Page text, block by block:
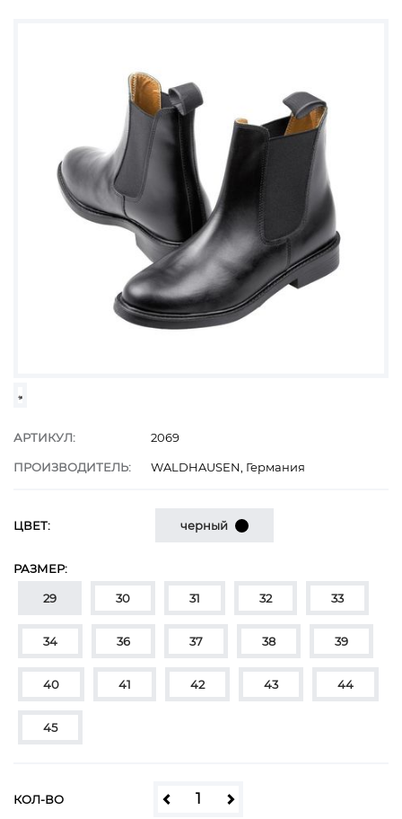
АРТИКУЛ: 2069
ПРОИЗВОДИТЕЛЬ: WALDHAUSEN, Германия
ЦВЕТ: черный
РАЗМЕР:
29 30 31 32 33
34 36 37 38 39
40 41 42 43 44
45
КОЛ-ВО